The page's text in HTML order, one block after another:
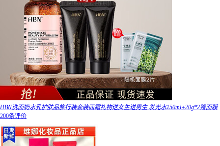
HBN洗面奶水乳护肤品旅行装套装面霜礼物送女生送男生 发光水150ml+20g*2赠面膜
200条评价